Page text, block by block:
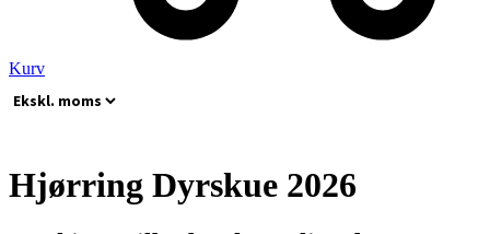
Kurv
Hjørring Dyrskue 2026